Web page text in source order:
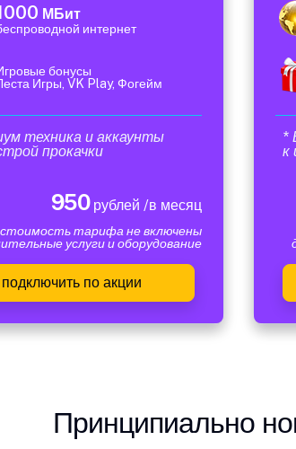
МБит
интернет
бонусы
Игры, VK Play, Фогейм
техника и аккаунты
прокачки
950рублей /в месяц
тарифа не включены
услуги и оборудование
подключить по акции
*
к
Принципиально